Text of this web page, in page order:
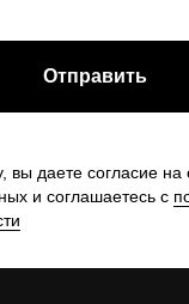
Отправить
вы даете согласие на
и соглашаетесь с